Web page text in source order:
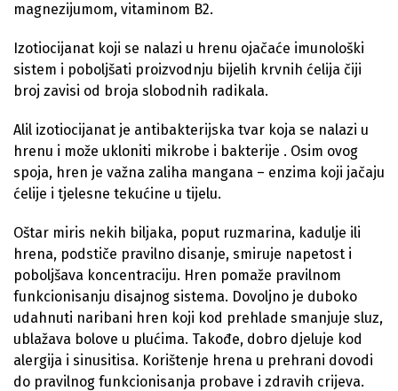
magnezijumom, vitaminom B2.
Izotiocijanat koji se nalazi u hrenu ojačaće imunološki
sistem i poboljšati proizvodnju bijelih krvnih ćelija čiji
broj zavisi od broja slobodnih radikala.
Alil izotiocijanat je antibakterijska tvar koja se nalazi u
hrenu i može ukloniti mikrobe i bakterije . Osim ovog
spoja, hren je važna zaliha mangana – enzima koji jačaju
ćelije i tjelesne tekućine u tijelu.
Oštar miris nekih biljaka, poput ruzmarina, kadulje ili
hrena, podstiče pravilno disanje, smiruje napetost i
poboljšava koncentraciju. Hren pomaže pravilnom
funkcionisanju disajnog sistema. Dovoljno je duboko
udahnuti naribani hren koji kod prehlade smanjuje sluz,
ublažava bolove u plućima. Takođe, dobro djeluje kod
alergija i sinusitisa. Korištenje hrena u prehrani dovodi
do pravilnog funkcionisanja probave i zdravih crijeva.